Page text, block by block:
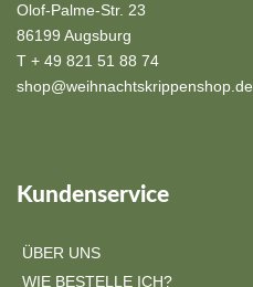
Olof-Palme-Str. 23
86199 Augsburg
T + 49 821 51 88 74
shop@weihnachtskrippenshop.de
Kundenservice
ÜBER UNS
WIE BESTELLE ICH?